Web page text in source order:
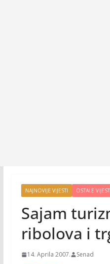
NAJNOVIJE VIJESTI OSTALE
Sajam
ribolova i
14. Aprila 2007. Senad